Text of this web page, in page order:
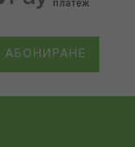
АБОНИРАНЕ